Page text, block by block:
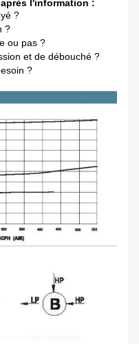
l'information :
?
?
ou pas ?
et de débouché ?
?